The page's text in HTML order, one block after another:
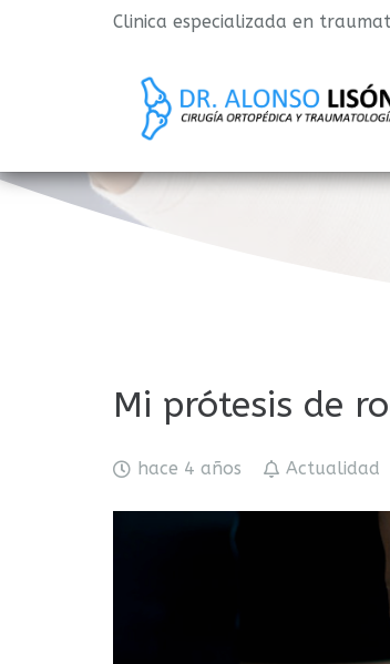
Clinica especializada en
Mi prótesis de
hace 4 años Actualidad